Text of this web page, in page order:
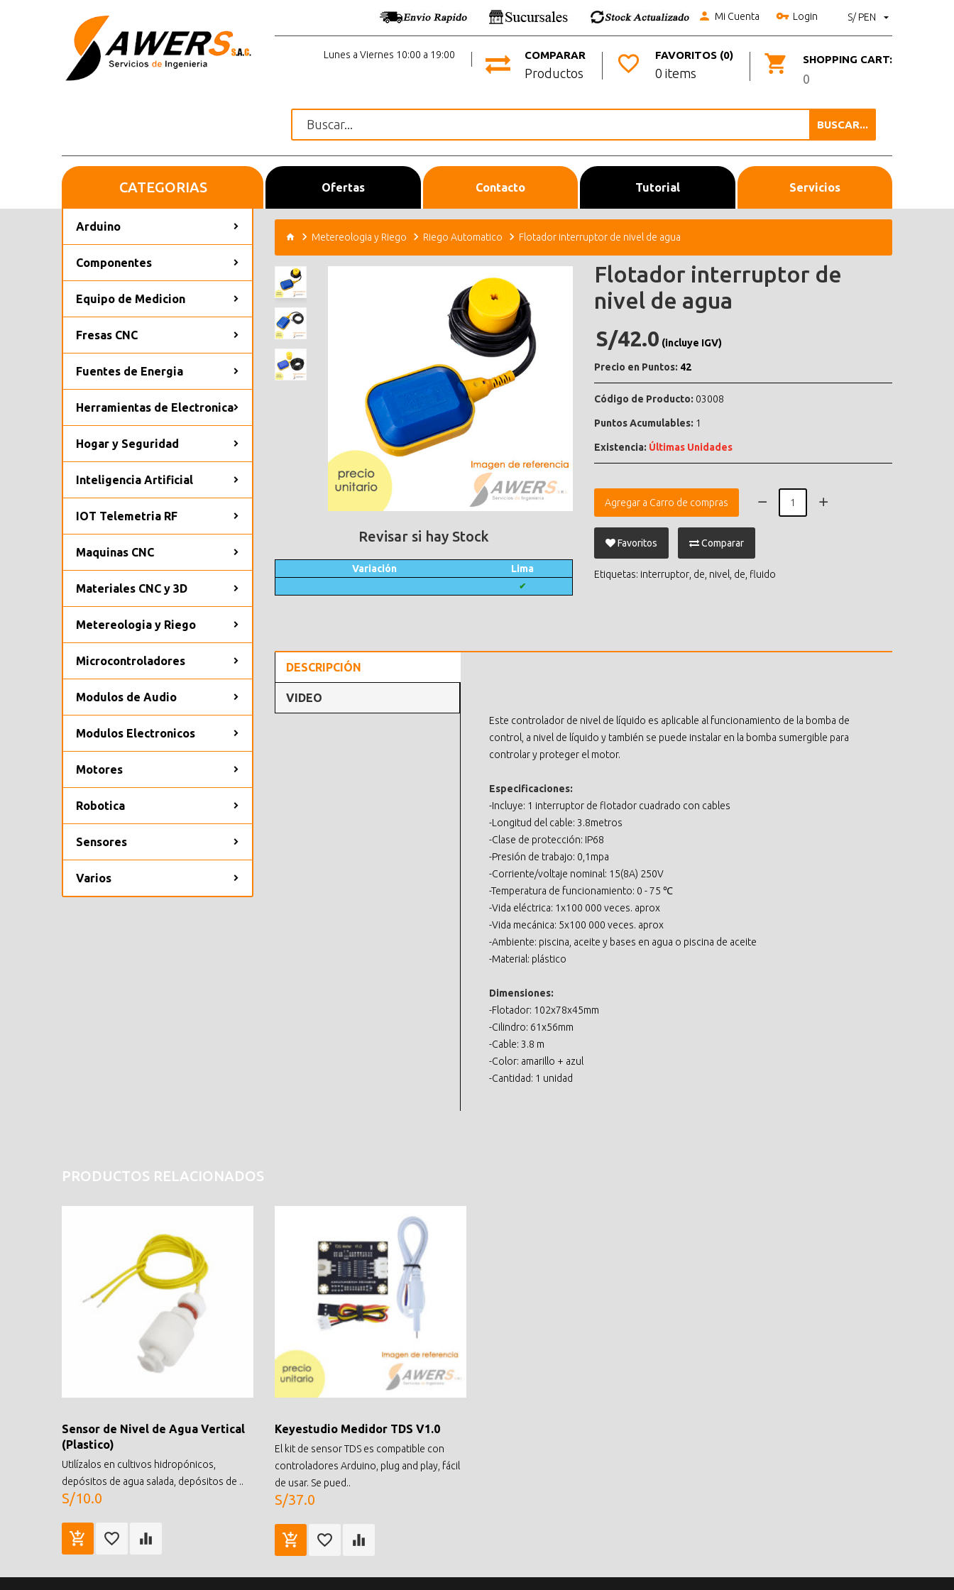
S/ PEN
Mi Cuenta Login
SHOPPING CART:
0
FAVORITOS (0)
0 items
COMPARAR
Productos
Lunes a Viernes 10:00 a 19:00
BUSCAR...
Inicio Ofertas Contacto Tutorial Servicios
CATEGORIAS
Arduino
Componentes
Equipo de Medicion
Fresas CNC
Fuentes de Energia
Herramientas de Electronica
Hogar y Seguridad
Inteligencia Artificial
IOT Telemetria RF
Maquinas CNC
Materiales CNC y 3D
Metereologia y Riego
Microcontroladores
Modulos de Audio
Modulos Electronicos
Motores
Robotica
Sensores
Varios
Metereologia y Riego Riego Automatico Flotador interruptor de nivel de agua
Revisar si hay Stock
Variación Lima
✔
Flotador interruptor de
nivel de agua
S/42.0 (incluye IGV)
Precio en Puntos: 42
Código de Producto: 03008
Puntos Acumulables: 1
Existencia: Últimas Unidades
Agregar a Carro de compras
Favoritos Comparar
Etiquetas: interruptor de nivel de fluido
DESCRIPCIÓN
VIDEO
Este controlador de nivel de líquido es aplicable al funcionamiento de la bomba de
control, a nivel de líquido y también se puede instalar en la bomba sumergible para
controlar y proteger el motor.
Especificaciones:
-Incluye: 1 interruptor de flotador cuadrado con cables
-Longitud del cable: 3.8metros
-Clase de protección: IP68
-Presión de trabajo: 0,1mpa
-Corriente/voltaje nominal: 15(8A) 250V
-Temperatura de funcionamiento: 0 - 75 ℃
-Vida eléctrica: 1x100 000 veces. aprox
-Vida mecánica: 5x100 000 veces. aprox
-Ambiente: piscina, aceite y bases en agua o piscina de aceite
-Material: plástico
Dimensiones:
-Flotador: 102x78x45mm
-Cilindro: 61x56mm
-Cable: 3.8 m
-Color: amarillo + azul
-Cantidad: 1 unidad
PRODUCTOS RELACIONADOS
Sensor de Nivel de Agua Vertical
(Plastico)
Utilízalos en cultivos hidropónicos,
depósitos de agua salada, depósitos de ..
S/10.0
Keyestudio Medidor TDS V1.0
El kit de sensor TDS es compatible con
controladores Arduino, plug and play, fácil
de usar. Se pued..
S/37.0